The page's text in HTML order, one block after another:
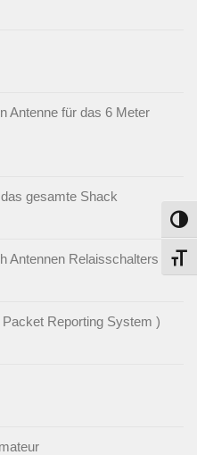
Antenne für das 6 Meter
gesamte Shack
Antennen Relaisschalters
Reporting System )